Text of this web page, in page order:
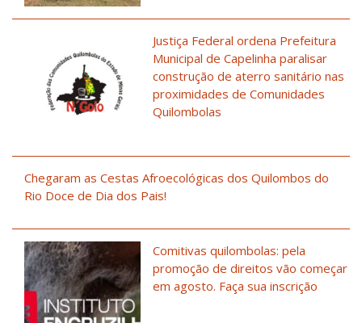
Justiça Federal ordena Prefeitura
Municipal de Capelinha paralisar
construção de aterro sanitário nas
proximidades de Comunidades
Quilombolas
Chegaram as Cestas Afroecológicas dos Quilombos do
Rio Doce de Dia dos Pais!
Comitivas quilombolas: pela
promoção de direitos vão começar
em agosto. Faça sua inscrição